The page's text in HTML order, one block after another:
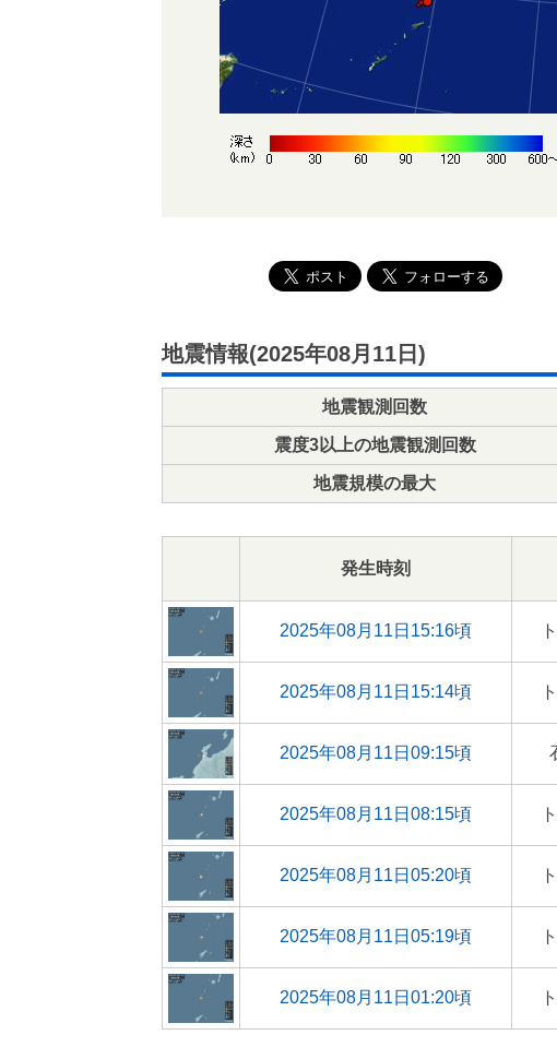
地震情報(2025年08月11日)
地震観測回数
震度3以上の地震観測回数
地震規模の最大
発生時刻
2025年08月11日15:16頃
2025年08月11日15:14頃
2025年08月11日09:15頃
2025年08月11日08:15頃
2025年08月11日05:20頃
2025年08月11日05:19頃
2025年08月11日01:20頃